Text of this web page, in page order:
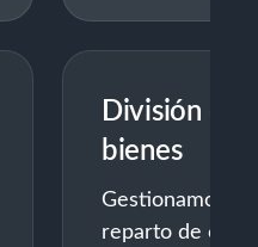
División de
bienes
Gestionamos el
reparto de